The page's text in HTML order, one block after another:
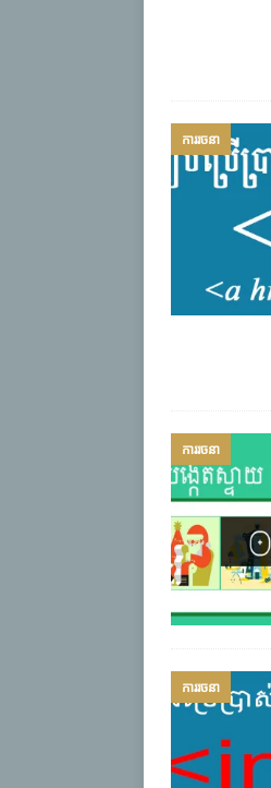
ការរចនា
ការរចនា
ការរចនា